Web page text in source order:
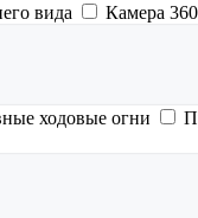
вида
Камера 360
ходовые огни